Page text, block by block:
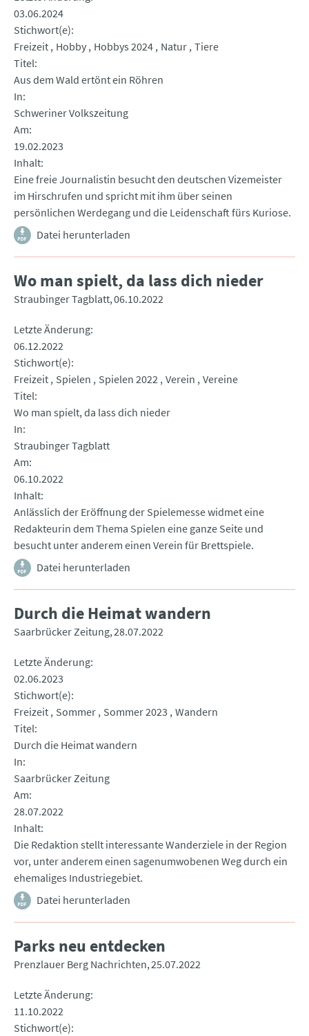
03.06.2024
Stichwort(e)
Freizeit Hobby Hobbys 2024 Natur Tiere
Titel
Aus dem Wald ertönt ein Röhren
In
Schweriner Volkszeitung
Am
19.02.2023
Inhalt
Eine freie Journalistin besucht den deutschen Vizemeister
im Hirschrufen und spricht mit ihm über seinen
persönlichen Werdegang und die Leidenschaft fürs Kuriose.
Datei herunterladen
Wo man spielt, da lass dich nieder
Straubinger Tagblatt 06.10.2022
Letzte Änderung
06.12.2022
Stichwort(e)
Freizeit Spielen Spielen 2022 Verein Vereine
Titel
Wo man spielt, da lass dich nieder
In
Straubinger Tagblatt
Am
06.10.2022
Inhalt
Anlässlich der Eröffnung der Spielemesse widmet eine
Redakteurin dem Thema Spielen eine ganze Seite und
besucht unter anderem einen Verein für Brettspiele.
Datei herunterladen
Durch die Heimat wandern
Saarbrücker Zeitung 28.07.2022
Letzte Änderung
02.06.2023
Stichwort(e)
Freizeit Sommer Sommer 2023 Wandern
Titel
Durch die Heimat wandern
In
Saarbrücker Zeitung
Am
28.07.2022
Inhalt
Die Redaktion stellt interessante Wanderziele in der Region
vor, unter anderem einen sagenumwobenen Weg durch ein
ehemaliges Industriegebiet.
Datei herunterladen
Parks neu entdecken
Prenzlauer Berg Nachrichten 25.07.2022
Letzte Änderung
11.10.2022
Stichwort(e)